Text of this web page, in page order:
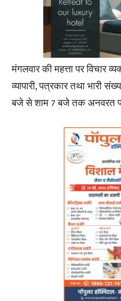
मंगलवार की महत्ता पर विचार
व्यापारी, पत्रकार तथा भारी
बजे से शाम 7 बजे तक अनवरत